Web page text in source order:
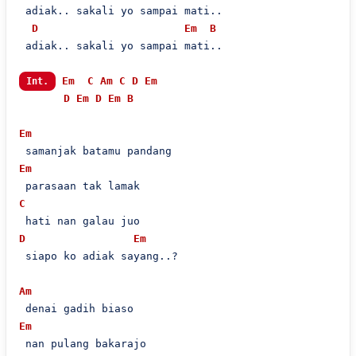
adiak.. sakali yo sampai mati..
D
Em
B
adiak.. sakali yo sampai mati..
Int. Em C Am C D
Em
D
Em D Em B
Em
Em
parasaan tak lamak
C
D
Em
siapo ko adiak sayang..?
Am
Em